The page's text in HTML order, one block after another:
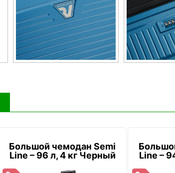
Большой чемодан Semi
Line – 96 л, 4 кг Черный
Line –